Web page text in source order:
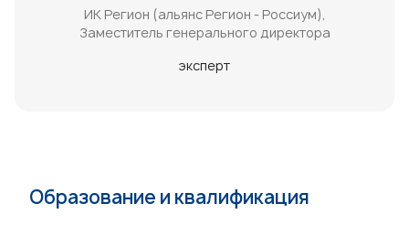
ИК Регион (альянс Регион - Россиум),
Заместитель генерального директора
эксперт
Образование и квалификация